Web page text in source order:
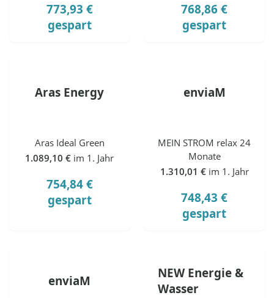
773,93 €
gespart
768,86 €
gespart
Aras Energy
Aras Ideal Green
1.089,10 € im 1. Jahr
754,84 €
gespart
enviaM
MEIN STROM relax 24
Monate
1.310,01 € im 1. Jahr
748,43 €
gespart
enviaM
NEW Energie &
Wasser